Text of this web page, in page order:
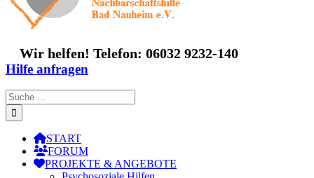
Wir helfen! Telefon: 06032 9232-140
Hilfe anfragen
Suche
nach:
START
FORUM
PROJEKTE & ANGEBOTE